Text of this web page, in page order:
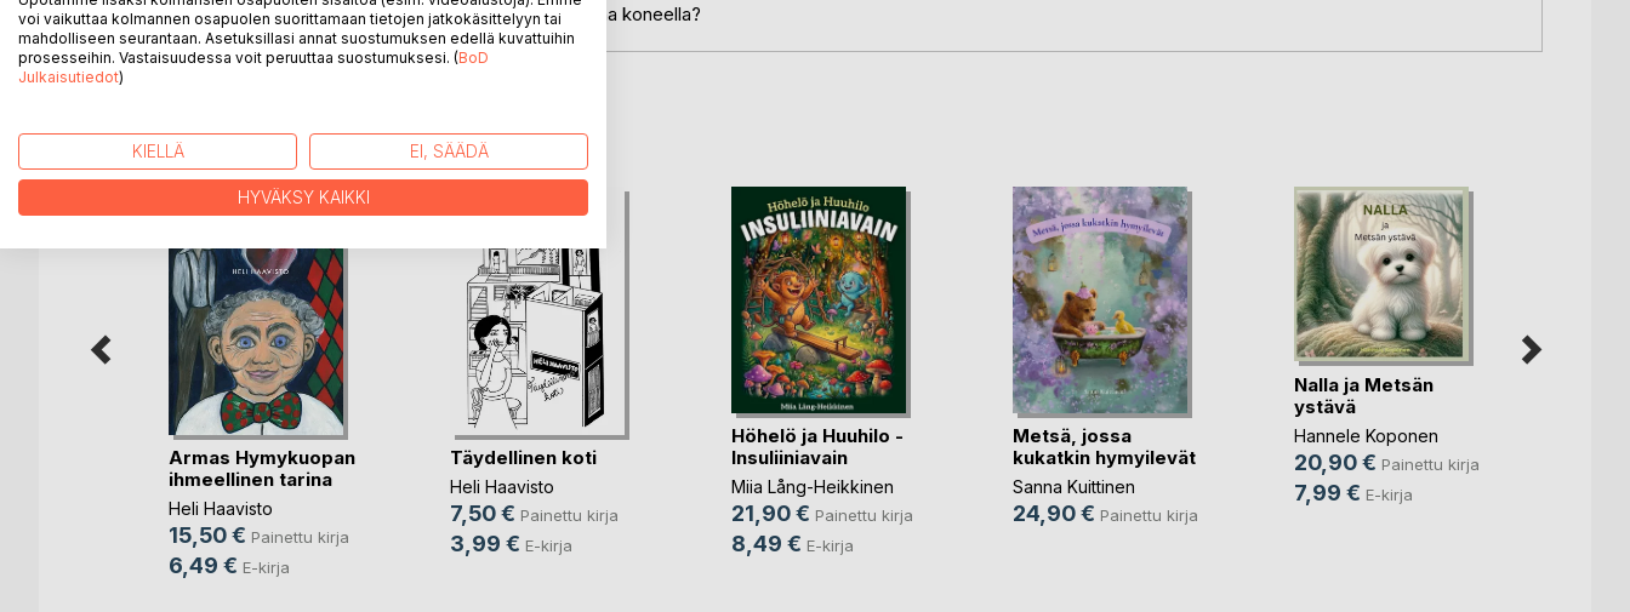
Mutta onko asia niin yksinkertainen? Voiko rakkautta tuottaa koneella?
LISÄÄ KIRJOJA BoD:LLA
Armas Hymykuopan
ihmeellinen tarina
Heli Haavisto
15,50 € Painettu kirja
6,49 € E-kirja
Täydellinen koti
Heli Haavisto
7,50 € Painettu kirja
3,99 € E-kirja
Höhelö ja Huuhilo -
Insuliiniavain
Miia Lång-Heikkinen
21,90 € Painettu kirja
8,49 € E-kirja
Metsä, jossa
kukatkin hymyilevät
Sanna Kuittinen
24,90 € Painettu kirja
Nalla ja Metsän
ystävä
Hannele Koponen
20,90 € Painettu kirja
7,99 € E-kirja
voi vaikuttaa kolmannen osapuolen suorittamaan tietojen jatkokäsittelyyn tai
mahdolliseen seurantaan. Asetuksillasi annat suostumuksen edellä kuvattuihin
prosesseihin. Vastaisuudessa voit peruuttaa suostumuksesi. (BoD
Julkaisutiedot)
KIELLÄ EI, SÄÄDÄ
HYVÄKSY KAIKKI